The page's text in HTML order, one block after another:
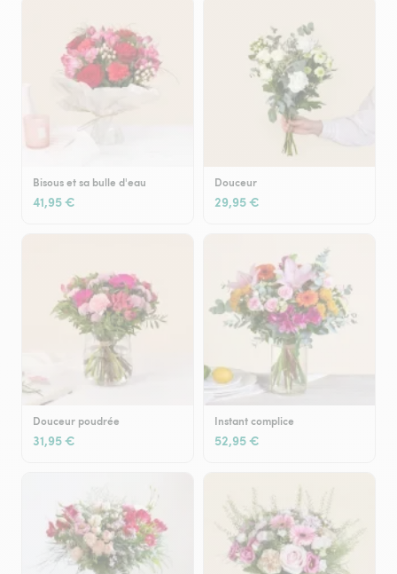
Bisous et sa bulle d'eau
41,95 €
Douceur
29,95 €
Douceur poudrée
31,95 €
Instant complice
52,95 €